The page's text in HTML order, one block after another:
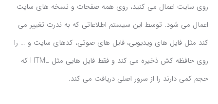
روی سایت اعمال می کنید، روی همه صفحات و نسخه های سایت
اعمال می شود. توسط این سیستم اطلاعاتی که به ندرت تغییر می
کند مثل فایل های ویدیویی، فایل های صوتی، کدهای سایت و … را
روی حافظه کش ذخیره می کند و فقط فایل هایی مثل HTML که
حجم کمی دارند را از سرور اصلی دریافت می کند.